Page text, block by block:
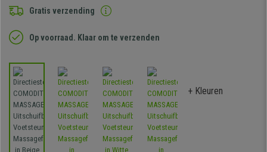
Gratis verzending
Op voorraad. Klaar om te verzenden
+ Kleuren